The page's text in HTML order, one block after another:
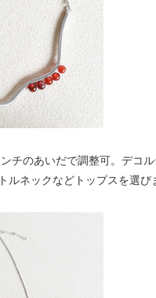
チのあいだで調整可。デコ
ルネックなどトップスを選び